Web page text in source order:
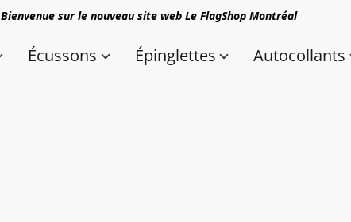
Bienvenue sur le nouveau site web Le FlagShop Montréal
Écussons Épinglettes Autocollants